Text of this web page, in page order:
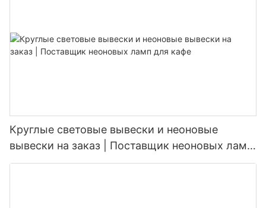
Круглые световые вывески и неоновые
вывески на заказ | Поставщик неоновых ламп
для кафе